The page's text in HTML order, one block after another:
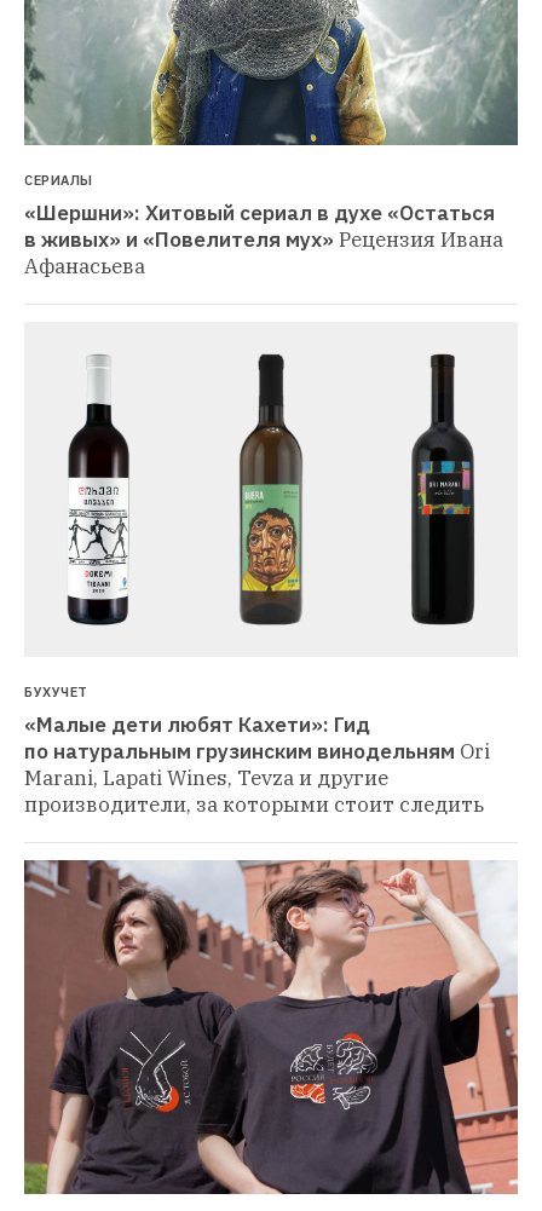
СЕРИАЛЫ
«Шершни»: Хитовый сериал в духе «Остаться
в живых» и «Повелителя мух» Рецензия Ивана
Афанасьева
БУХУЧЕТ
«Малые дети любят Кахети»: Гид
по натуральным грузинским винодельням Ori
Marani, Lapati Wines, Tevza и другие
производители, за которыми стоит следить